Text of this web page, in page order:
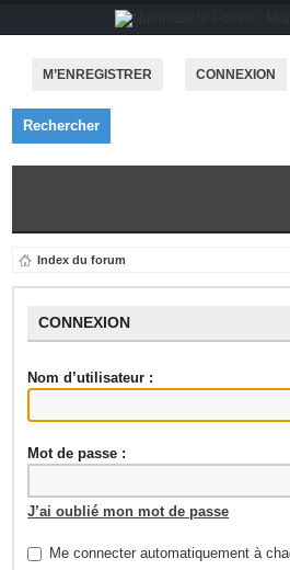
M’ENREGISTRER CONNEXION
Rechercher
Index du forum
CONNEXION
Nom d’utilisateur :
Mot de passe :
J’ai oublié mon mot de passe
Me connecter automatiquement à